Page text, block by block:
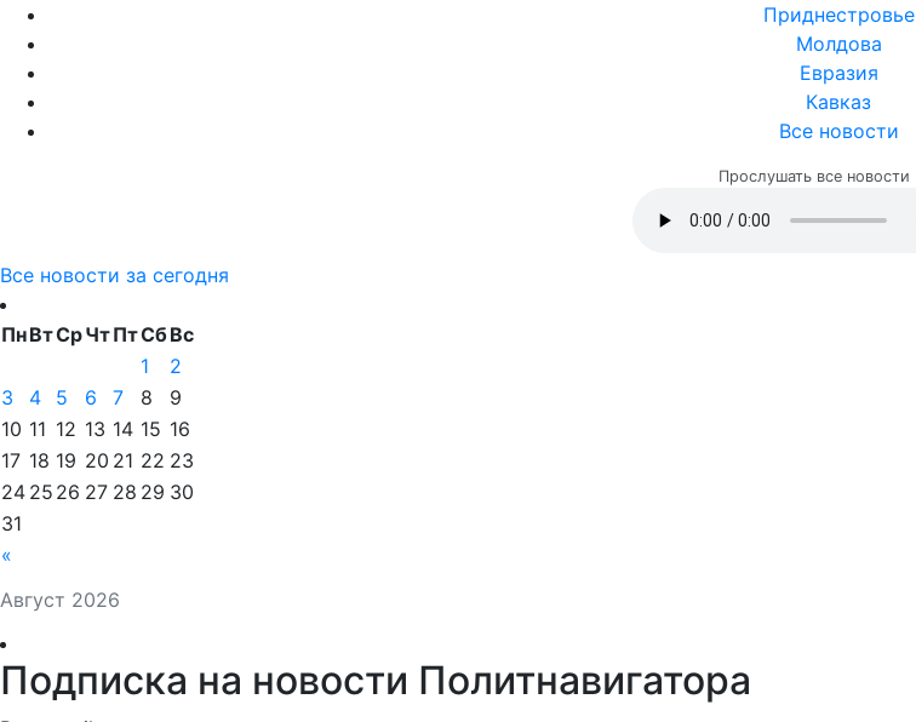
Приднестровье
Молдова
Евразия
Кавказ
Все новости
Прослушать все новости
Все новости за сегодня
Август 2026
ПнВтСрЧтПтСбВс
«
1
2
3
4 5 6 7 8
9
10 11 12 13 14 15 16
17 18 19 20 21 22 23
24 25 26 27 28 29 30
31
Подписка на новости Политнавигатора